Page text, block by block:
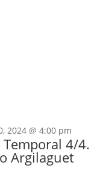
2024 @ 4:00 pm
Temporal 4/4.
Argilaguet